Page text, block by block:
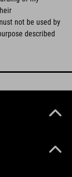
not be used by
described